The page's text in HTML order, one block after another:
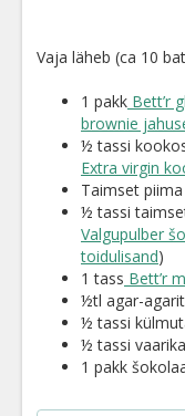
Vaja läheb (ca 10
1 pakk Bett’r
brownie
½ tassi
Extra virgin
Taimset
½ tassi
Valgupulber
toidulisand)
1 tass Bett’r
½tl agar-
½ tassi
½ tassi
1 pakk